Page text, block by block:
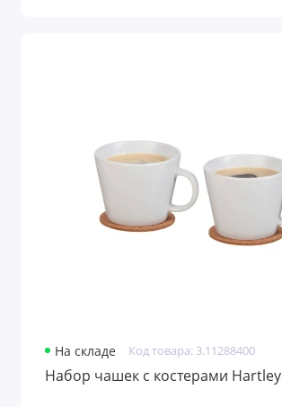
На складе Код товара: 3.11288400
Набор чашек с костерами Hartley